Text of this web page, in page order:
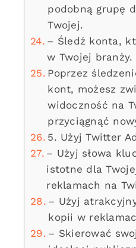
podobną grupę
Twojej.
– Śledź konta,
w Twojej branży.
Poprzez
kont, możesz
widoczność na
przyciągnąć
5. Użyj Twitter
– Użyj słowa
istotne dla
reklamach na
– Użyj
kopii w
– Skierować